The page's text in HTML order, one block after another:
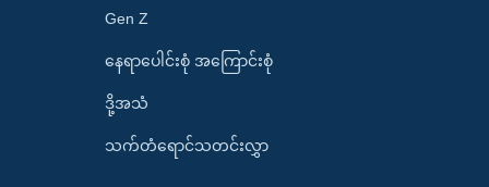
Gen Z
နေရာပေါင်းစုံ အကြောင်းစုံ
ဒို့အသံ
သက်တံရောင်သတင်းလွှာ